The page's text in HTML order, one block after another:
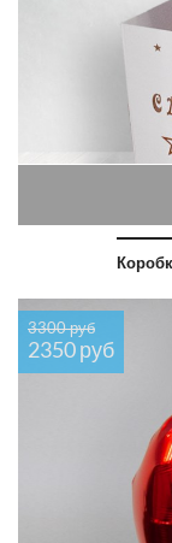
3300 руб
2350 руб